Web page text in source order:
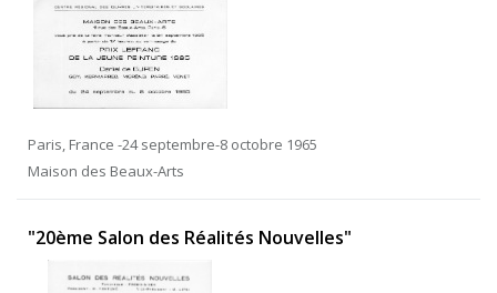
Paris, France -24 septembre-8 octobre 1965
Maison des Beaux-Arts
"20ème Salon des Réalités Nouvelles"